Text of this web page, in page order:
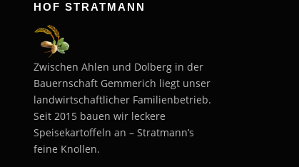
HOF STRATMANN
Zwischen Ahlen und Dolberg in der
Bauernschaft Gemmerich liegt unser
landwirtschaftlicher Familienbetrieb.
Seit 2015 bauen wir leckere
Speisekartoffeln an – Stratmann’s
feine Knollen.